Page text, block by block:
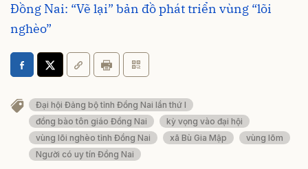
Đồng Nai: “Vẽ lại” bản đồ phát triển vùng “lõi
nghèo”
Đại hội Đảng bộ tỉnh Đồng Nai lần thứ I
đồng bào tôn giáo Đồng Nai
kỳ vọng vào đại hội
vùng lõi nghèo tỉnh Đồng Nai
xã Bù Gia Mập
vùng lõm
Người có uy tín Đồng Nai